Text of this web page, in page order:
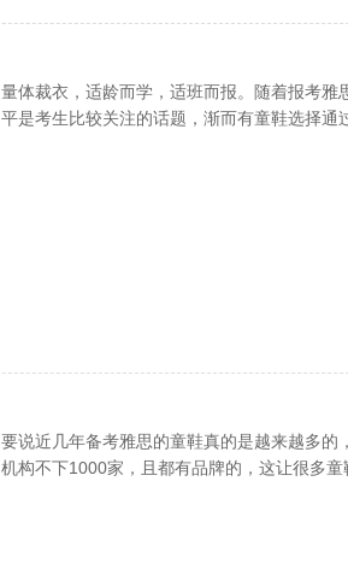
量体裁衣，适龄而学，适班而报。随着报考
平是考生比较关注的话题，渐而有童鞋选择
要说近几年备考雅思的童鞋真的是越来越多
机构不下1000家，且都有品牌的，这让很多